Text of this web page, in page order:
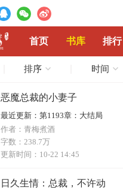
首页 书库 排行
排序 时间
恶魔总裁的小妻子
最近更新： 第1193章：大结局
作者： 青梅煮酒
字数： 238.7万
更新时间： 10-22 14:45
日久生情：总裁，不许动